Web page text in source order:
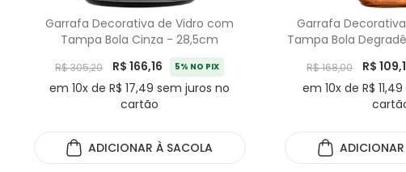
Garrafa Decorativa de Vidro com
Tampa Bola Cinza - 28,5cm
R$ 305,20 R$ 166,16 5% NO PIX
em 10x de R$ 17,49 sem juros no
cartão
ADICIONAR À SACOLA
Garrafa
Tampa Bola
R$ 168,00 R$
em 10x de R$
ADICIONAR